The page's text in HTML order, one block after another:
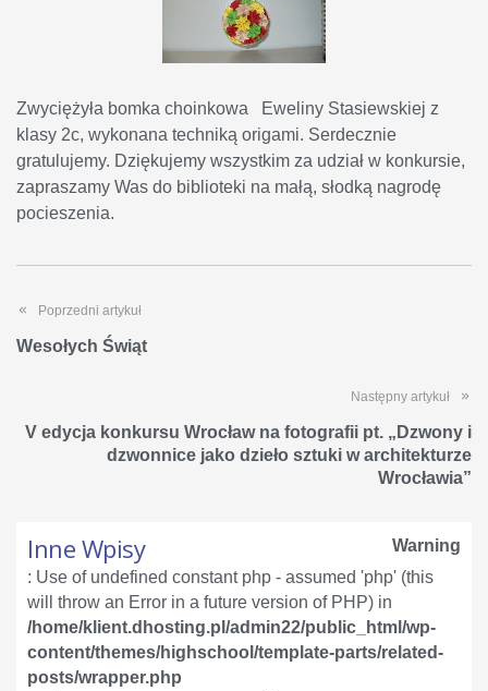
Zwyciężyła bomka choinkowa Eweliny Stasiewskiej z
klasy 2c, wykonana techniką origami. Serdecznie
gratulujemy. Dziękujemy wszystkim za udział w konkursie,
zapraszamy Was do biblioteki na małą, słodką nagrodę
pocieszenia.
Poprzedni artykuł
Wesołych Świąt
Następny artykuł
V edycja konkursu Wrocław na fotografii pt. „Dzwony i
dzwonnice jako dzieło sztuki w architekturze
Wrocławia”
Inne Wpisy
Warning
: Use of undefined constant php - assumed 'php' (this
will throw an Error in a future version of PHP) in
/home/klient.dhosting.pl/admin22/public_html/wp-
content/themes/highschool/template-parts/related-
posts/wrapper.php